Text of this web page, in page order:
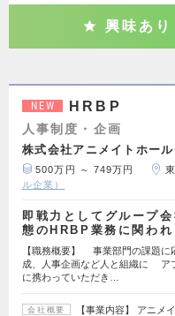
興味あり
NEW HRBP
人事制度・企画
株式会社アニメイトホー
500万円 ～ 749万円
ル企業）
即戦力としてグループ
態のHRBP業務に関われ
【職務概要】 事業部門の課題に
成、人事企画など人と組織に ア
に携わっていただき…
会社概要
【事業内容】 アニメ